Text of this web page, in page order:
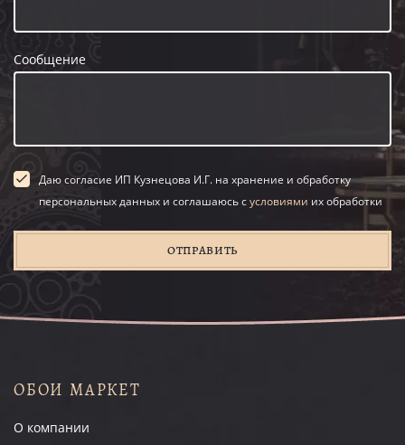
Сообщение
Даю согласие ИП Кузнецова И.Г. на хранение и обработку
персональных данных и соглашаюсь сусловиями их обработки
ОТПРАВИТЬ
ОБОИ МАРКЕТ
О компании